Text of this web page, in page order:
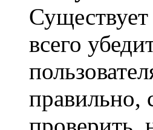
всего
правильно,